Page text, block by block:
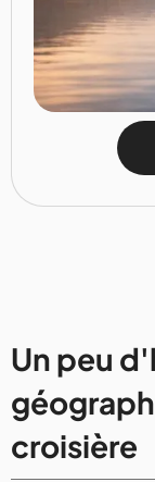
Un peu
croisière